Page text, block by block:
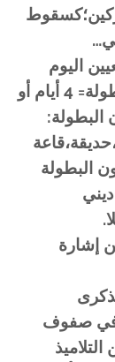
اليوم
والساعة والشهر والسنة وكذلك مدة البطولة= 4 أيام أو
البطولة:
البطولة
إشارة
في صفوف